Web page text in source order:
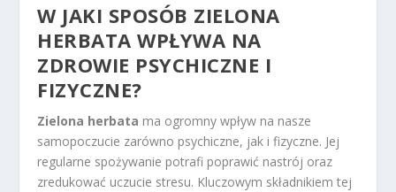
W JAKI SPOSÓB ZIELONA
HERBATA WPŁYWA NA
ZDROWIE PSYCHICZNE I
FIZYCZNE?
Zielona herbata ma ogromny wpływ na nasze
samopoczucie zarówno psychiczne, jak i fizyczne. Jej
regularne spożywanie potrafi poprawić nastrój oraz
zredukować uczucie stresu. Kluczowym składnikiem tej